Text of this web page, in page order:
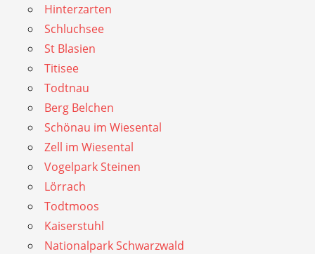
Hinterzarten
Schluchsee
St Blasien
Titisee
Todtnau
Berg Belchen
Schönau im Wiesental
Zell im Wiesental
Vogelpark Steinen
Lörrach
Todtmoos
Kaiserstuhl
Nationalpark Schwarzwald